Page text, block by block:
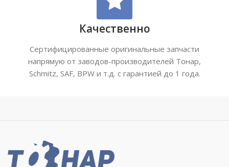
Качественно
Сертифицированные оригинальные запчасти
напрямую от заводов-производителей Тонар,
Schmitz, SAF, BPW и т.д. с гарантией до 1 года.